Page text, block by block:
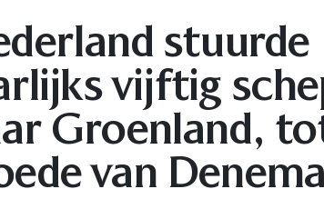
stuurde
vijftig
Groenland,
van